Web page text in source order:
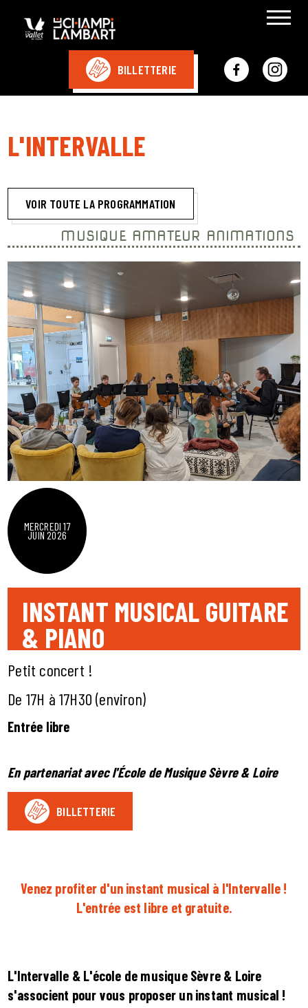
BILLETTERIE
L'INTERVALLE
VOIR TOUTE LA PROGRAMMATION
MUSIQUE AMATEUR ANIMATIONS
MERCREDI 17
JUIN 2026
INSTANT MUSICAL GUITARE
& PIANO
Petit concert !
De 17H à 17H30 (environ)
Entrée libre
En partenariat avec l'École de Musique Sèvre & Loire
BILLETTERIE
Venez profiter d'un instant musical à l'Intervalle !
L'entrée est libre et gratuite.
L'Intervalle & L'école de musique Sèvre & Loire
s'associent pour vous proposer un instant musical !